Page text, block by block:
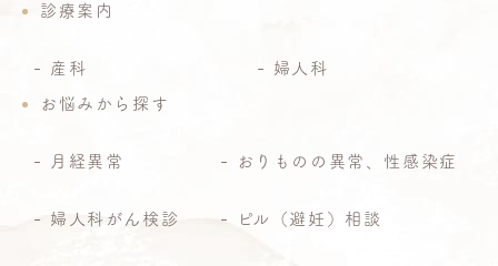
診療案内
産科 婦人科
お悩みから探す
月経異常 おりものの異常、性感染症
婦人科がん検診 ピル（避妊）相談